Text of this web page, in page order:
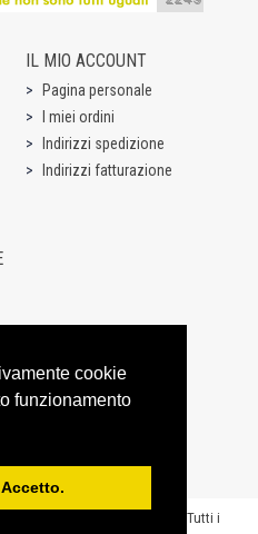
cookie
funzionamento
IL MIO ACCOUNT
Pagina personale
I miei ordini
Indirizzi spedizione
Indirizzi fatturazione
S.r.l. - P.IVA 07531731003 - “Tutti i